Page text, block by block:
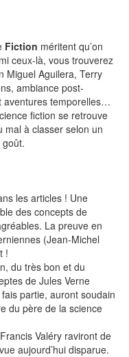
S'ABONNER
à recevoir des mails de la
moment à travers les liens de
Fiction méritent qu’on
ceux-là, vous trouverez
Miguel Aguilera, Terry
ambiance post-
aventures temporelles…
fiction se retrouve
mal à classer selon un
les articles ! Une
des concepts de
La preuve en
(Jean-Michel
!
du très bon et du
de Jules Verne
partie, auront soudain
du père de la science
Valéry raviront de
aujourd’hui disparue.